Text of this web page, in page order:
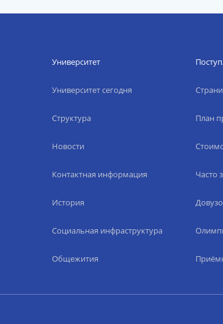
Университет
Университет сегодня
Структура
Новости
Контактная информация
История
Социальная инфраструктура
Общежития
План
Часто